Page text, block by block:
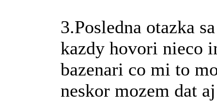
3.Posledna otazka
kazdy hovori nieco
bazenari co mi to
neskor mozem dat